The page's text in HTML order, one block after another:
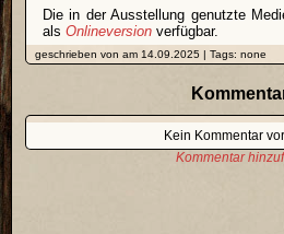
Die in der Ausstellung genutzte
als Onlineversion verfügbar.
geschrieben von am 14.09.2025 | Tags: none
Kein Kommentar
Kommentar